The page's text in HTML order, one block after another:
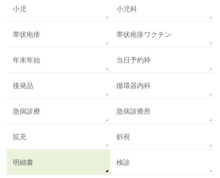
小児 小児科
帯状疱疹 帯状疱疹ワクチン
年末年始 当日予約枠
後発品 循環器内科
急病診療 急病診療所
拡充 斜視
明細書 検診